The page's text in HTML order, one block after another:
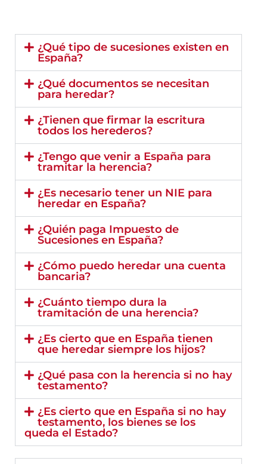
¿Qué tipo de sucesiones existen en
España?
¿Qué documentos se necesitan
para heredar?
¿Tienen que firmar la escritura
todos los herederos?
¿Tengo que venir a España para
tramitar la herencia?
¿Es necesario tener un NIE para
heredar en España?
¿Quién paga Impuesto de
Sucesiones en España?
¿Cómo puedo heredar una cuenta
bancaria?
¿Cuánto tiempo dura la
tramitación de una herencia?
¿Es cierto que en España tienen
que heredar siempre los hijos?
¿Qué pasa con la herencia si no hay
testamento?
¿Es cierto que en España si no hay
testamento, los bienes se los
queda el Estado?